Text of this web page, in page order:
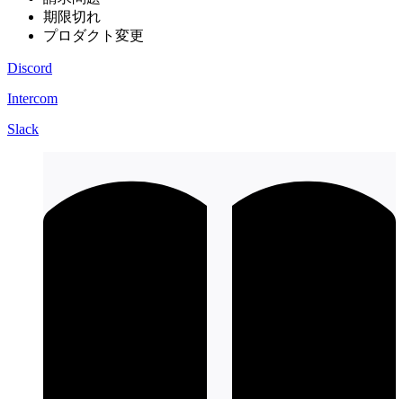
期限切れ
プロダクト変更
Discord
Intercom
Slack